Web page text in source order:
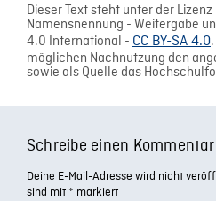
Dieser Text steht unter der
Namensnennung - Weitergabe
4.0 International - CC BY-SA 4.0
möglichen Nachnutzung den
sowie als Quelle das
Schreibe einen Kommentar
Deine E-Mail-Adresse wird nicht
sind mit * markiert